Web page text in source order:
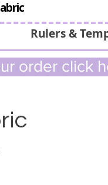
Rulers &
order click